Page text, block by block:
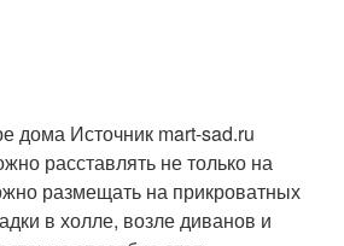
дома Источник mart-sad.ru
расставлять не только на
размещать на прикроватных
в холле, возле диванов и